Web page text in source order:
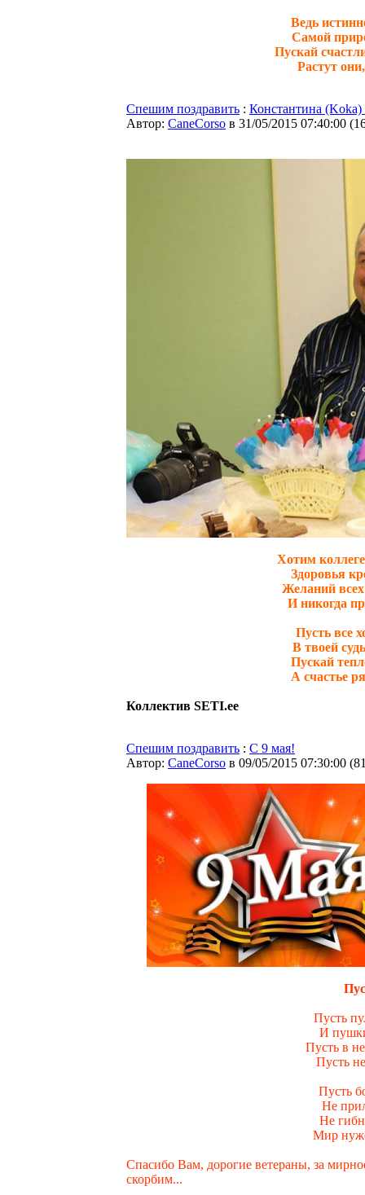
Ведь
Самой
Пускай
Растут
Спешим поздравить : Константина
Автор: CaneCorso в 31/05/2015 07:40:00 (
Хотим
Здоровья
Желаний
И никогда
Пусть все
В твоей
Пускай
А счастье
Коллектив SETI.ee
Спешим поздравить : C 9 мая!
Автор: CaneCorso в 09/05/2015 07:30:00 (
Пусть
И
Пусть в
Пусть
Пусть
Не
Не
Мир
Спасибо Вам, дорогие ветераны, за
скорбим...